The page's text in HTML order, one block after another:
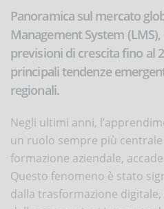
Panoramica sul mercato
Management System
previsioni di crescita fino al
principali tendenze
regionali.
Negli ultimi anni,
un ruolo sempre più
formazione aziendale,
Questo fenomeno è stato
dalla trasformazione